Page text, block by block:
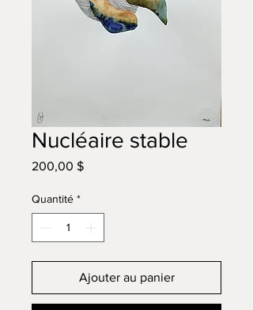
Nucléaire stable
200,00 $Prix
Quantité *
Ajouter au panier